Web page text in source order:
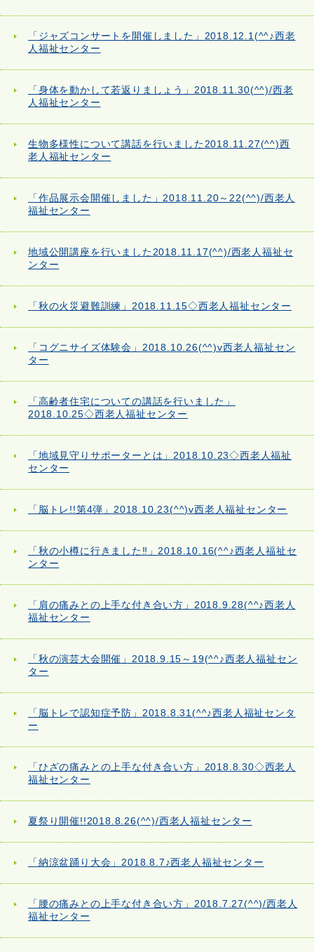
「ジャズコンサートを開催しました」2018.12.1(^^♪西老
人福祉センター
「身体を動かして若返りましょう」2018.11.30(^^)/西老
人福祉センター
生物多様性について講話を行いました2018.11.27(^^)西
老人福祉センター
「作品展示会開催しました」2018.11.20～22(^^)/西老人
福祉センター
地域公開講座を行いました2018.11.17(^^)/西老人福祉セ
ンター
「秋の火災避難訓練」2018.11.15◇西老人福祉センター
「コグニサイズ体験会」2018.10.26(^^)v西老人福祉セン
ター
「高齢者住宅についての講話を行いました」
2018.10.25◇西老人福祉センター
「地域見守りサポーターとは」2018.10.23◇西老人福祉
センター
「脳トレ!!第4弾」2018.10.23(^^)v西老人福祉センター
「秋の小樽に行きました‼」2018.10.16(^^♪西老人福祉セ
ンター
「肩の痛みとの上手な付き合い方」2018.9.28(^^♪西老人
福祉センター
「秋の演芸大会開催」2018.9.15～19(^^♪西老人福祉セン
ター
「脳トレで認知症予防」2018.8.31(^^♪西老人福祉センタ
ー
「ひざの痛みとの上手な付き合い方」2018.8.30◇西老人
福祉センター
夏祭り開催!!2018.8.26(^^)/西老人福祉センター
「納涼盆踊り大会」2018.8.7♪西老人福祉センター
「腰の痛みとの上手な付き合い方」2018.7.27(^^)/西老人
福祉センター